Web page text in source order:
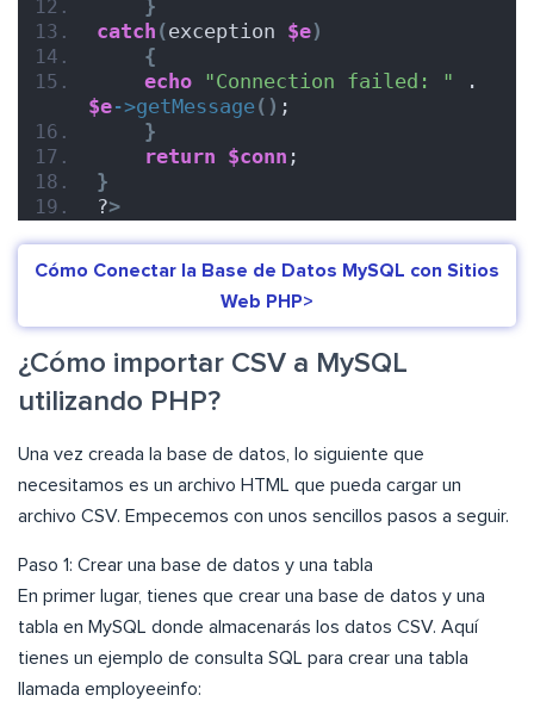
}
catch (exception $e)
{
echo "Connection failed: "
$e->getMessage() ;
}
return $conn ;
}
?>
Cómo Conectar la Base de Datos MySQL con Sitios
Web PHP>
¿Cómo importar CSV a MySQL
utilizando PHP?
Una vez creada la base de datos, lo siguiente que
necesitamos es un archivo HTML que pueda cargar un
archivo CSV. Empecemos con unos sencillos pasos a seguir.
Paso 1: Crear una base de datos y una tabla
En primer lugar, tienes que crear una base de datos y una
tabla en MySQL donde almacenarás los datos CSV. Aquí
tienes un ejemplo de consulta SQL para crear una tabla
llamada employeeinfo: